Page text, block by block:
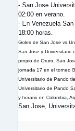
- San Jose
02:00 en verano.
- En Venezuela
18:00 horas.
Goles de San Jose vs
San Jose y Universitario
propio de Oruro, San
jornada 17 en el torneo
Universitario de Pando
Universitario de Pando
y horario en Colombia,
San Jose,